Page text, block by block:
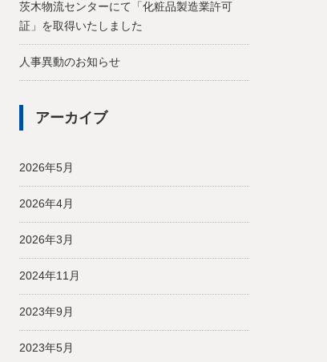
茨木物流センターにて「化粧品製造業許可
証」を取得いたしました
人事異動のお知らせ
アーカイブ
2026年5月
2026年4月
2026年3月
2024年11月
2023年9月
2023年5月